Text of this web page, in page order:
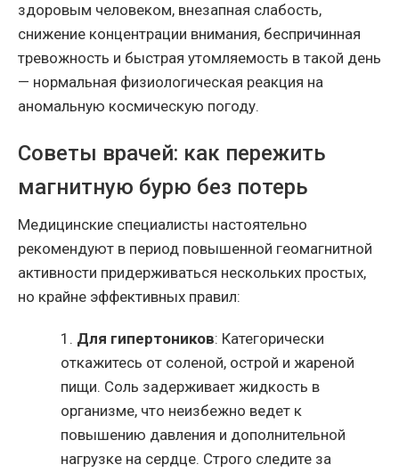
здоровым человеком, внезапная слабость,
снижение концентрации внимания, беспричинная
тревожность и быстрая утомляемость в такой день
— нормальная физиологическая реакция на
аномальную космическую погоду.
Советы врачей: как пережить
магнитную бурю без потерь
Медицинские специалисты настоятельно
рекомендуют в период повышенной геомагнитной
активности придерживаться нескольких простых,
но крайне эффективных правил:
1. Для гипертоников: Категорически
откажитесь от соленой, острой и жареной
пищи. Соль задерживает жидкость в
организме, что неизбежно ведет к
повышению давления и дополнительной
нагрузке на сердце. Строго следите за